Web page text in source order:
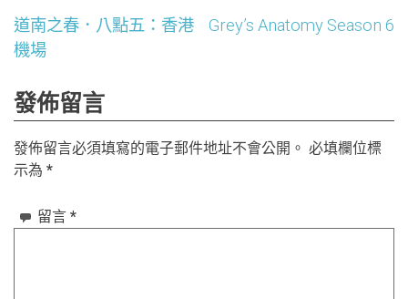
文
導
覽
道南之春．八點五：香港
機場
Grey’s Anatomy Season 6
發佈留言
發佈留言必須填寫的電子郵件地址不會公開。 必填欄位標
示為 *
留言 *